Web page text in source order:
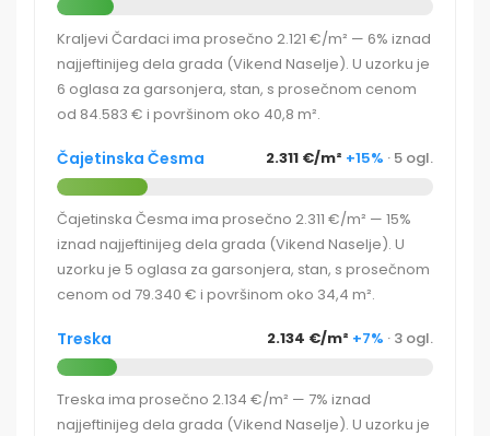
Kraljevi Čardaci ima prosečno 2.121 €/m² — 6% iznad
najjeftinijeg dela grada (Vikend Naselje). U uzorku je
6 oglasa za garsonjera, stan, s prosečnom cenom
od 84.583 € i površinom oko 40,8 m².
Čajetinska Česma 2.311 €/m² +15% · 5 ogl.
Čajetinska Česma ima prosečno 2.311 €/m² — 15%
iznad najjeftinijeg dela grada (Vikend Naselje). U
uzorku je 5 oglasa za garsonjera, stan, s prosečnom
cenom od 79.340 € i površinom oko 34,4 m².
Treska 2.134 €/m² +7% · 3 ogl.
Treska ima prosečno 2.134 €/m² — 7% iznad
najjeftinijeg dela grada (Vikend Naselje). U uzorku je